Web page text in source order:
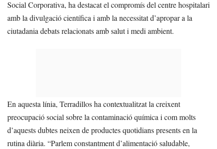
Social Corporativa, ha destacat el compromís del centre hospitalari
amb la divulgació científica i amb la necessitat d’apropar a la
ciutadania debats relacionats amb salut i medi ambient.
En aquesta línia, Terradillos ha contextualitzat la creixent
preocupació social sobre la contaminació química i com molts
d’aquests dubtes neixen de productes quotidians presents en la
rutina diària. “Parlem constantment d’alimentació saludable,